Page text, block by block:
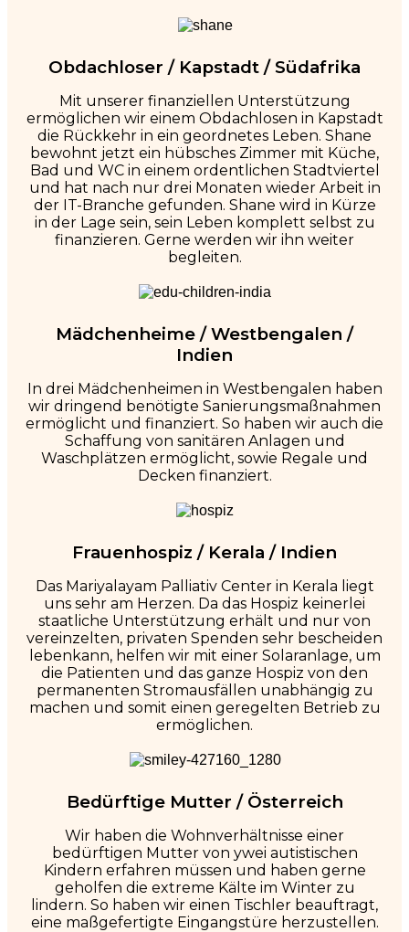
Obdachloser / Kapstadt / Südafrika
Mit unserer finanziellen Unterstützung
ermöglichen wir einem Obdachlosen in Kapstadt
die Rückkehr in ein geordnetes Leben. Shane
bewohnt jetzt ein hübsches Zimmer mit Küche,
Bad und WC in einem ordentlichen Stadtviertel
und hat nach nur drei Monaten wieder Arbeit in
der IT-Branche gefunden. Shane wird in Kürze
in der Lage sein, sein Leben komplett selbst zu
finanzieren. Gerne werden wir ihn weiter
begleiten.
Mädchenheime / Westbengalen /
Indien
In drei Mädchenheimen in Westbengalen haben
wir dringend benötigte Sanierungsmaßnahmen
ermöglicht und finanziert. So haben wir auch die
Schaffung von sanitären Anlagen und
Waschplätzen ermöglicht, sowie Regale und
Decken finanziert.
Frauenhospiz / Kerala / Indien
Das Mariyalayam Palliativ Center in Kerala liegt
uns sehr am Herzen. Da das Hospiz keinerlei
staatliche Unterstützung erhält und nur von
vereinzelten, privaten Spenden sehr bescheiden
lebenkann, helfen wir mit einer Solaranlage, um
die Patienten und das ganze Hospiz von den
permanenten Stromausfällen unabhängig zu
machen und somit einen geregelten Betrieb zu
ermöglichen.
Bedürftige Mutter / Österreich
Wir haben die Wohnverhältnisse einer
bedürftigen Mutter von ywei autistischen
Kindern erfahren müssen und haben gerne
geholfen die extreme Kälte im Winter zu
lindern. So haben wir einen Tischler beauftragt,
eine maßgefertigte Eingangstüre herzustellen.